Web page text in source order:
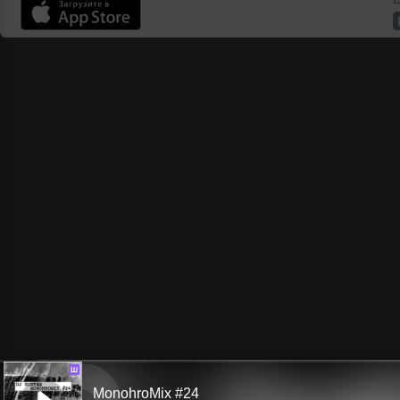
Ш
MonohroMix #24